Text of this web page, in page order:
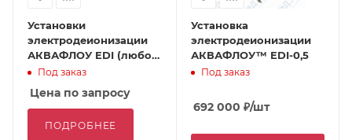
Установки
электродеионизации
АКВАФЛОУ EDI (любой
производительности)
Под заказ
Цена по запросу
ПОДРОБНЕЕ
Установка
электродеионизации
АКВАФЛОУ™ EDI-0,5
Под заказ
692 000 ₽/шт